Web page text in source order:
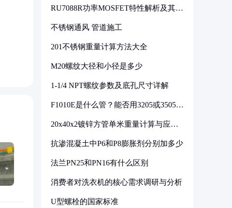
RU7088R功率MOSFET特性解析及其在
不锈钢通风 管道施工
201不锈钢重量计算方法大全
M20螺纹大径和小径是多少
1-1/4 NPT螺纹参数及底孔尺寸详解
F1010E是什么管？能否用3205或3505代
20x40x2镀锌方管单米重量计算与应用
抗渗混凝土中P6和P8膨胀剂分别加多少
法兰PN25和PN16有什么区别
消费者对洗衣机的核心需求调研与分析
U型螺栓的国家标准